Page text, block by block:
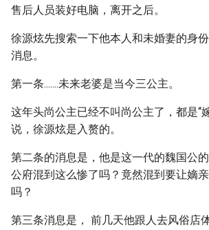
售后人员装好电脑，离开之后。
徐源炫先搜索一下他本人和未婚妻的身
消息。
第一条.......未来老婆是当今三公主。
这年头尚公主已经不叫尚公主了，都是“
说，徐源炫是入赘的。
第二条的消息是，他是这一代的魏国公
公府混到这么惨了吗？竟然混到要让嫡
吗？
第三条消息是， 前几天他跟人去风俗店